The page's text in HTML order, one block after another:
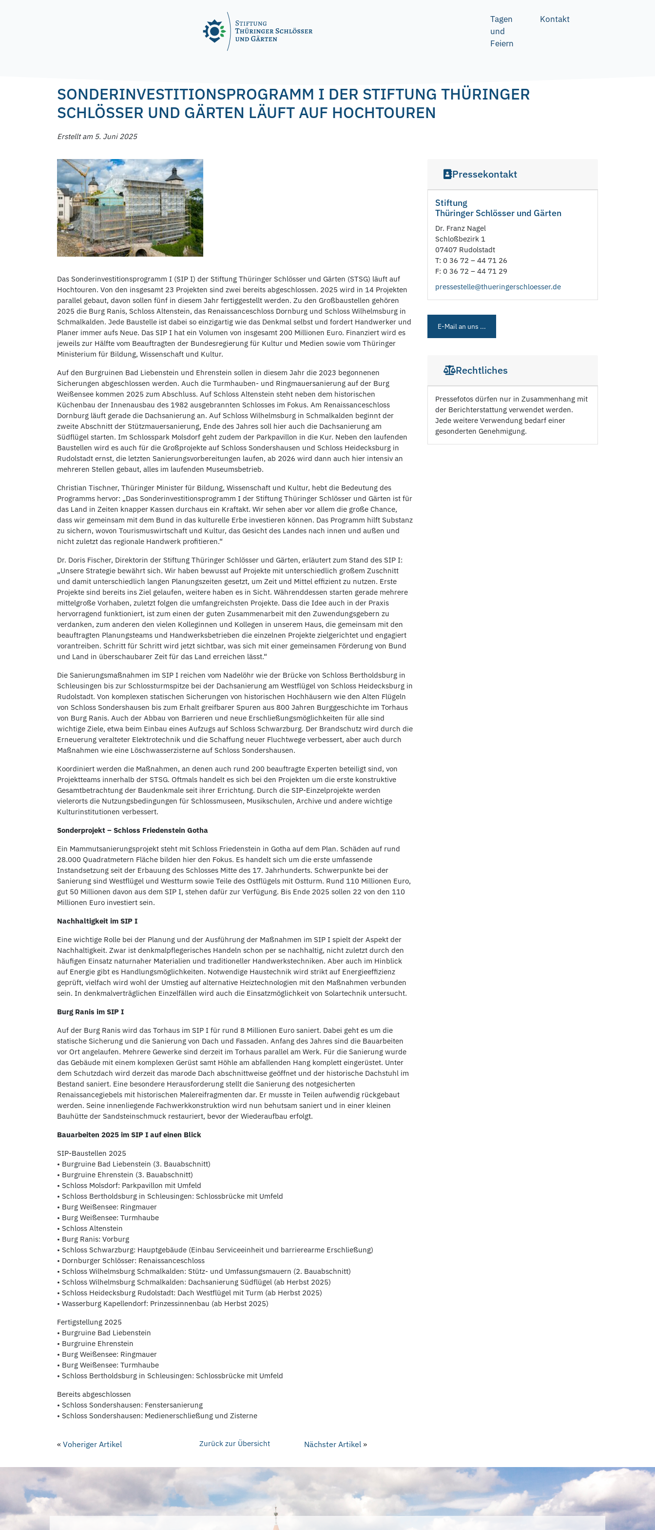
Tagen
und
Feiern
Kontakt
SONDERINVESTITIONSPROGRAMM I DER STIFTUNG THÜRINGER
SCHLÖSSER UND GÄRTEN LÄUFT AUF HOCHTOUREN
Erstellt am 5. Juni 2025
Das Sonderinvestitionsprogramm I (SIP I) der Stiftung Thüringer Schlösser und Gärten (STSG) läuft auf
Hochtouren. Von den insgesamt 23 Projekten sind zwei bereits abgeschlossen. 2025 wird in 14 Projekten
parallel gebaut, davon sollen fünf in diesem Jahr fertiggestellt werden. Zu den Großbaustellen gehören
2025 die Burg Ranis, Schloss Altenstein, das Renaissanceschloss Dornburg und Schloss Wilhelmsburg in
Schmalkalden. Jede Baustelle ist dabei so einzigartig wie das Denkmal selbst und fordert Handwerker und
Planer immer aufs Neue. Das SIP I hat ein Volumen von insgesamt 200 Millionen Euro. Finanziert wird es
jeweils zur Hälfte vom Beauftragten der Bundesregierung für Kultur und Medien sowie vom Thüringer
Ministerium für Bildung, Wissenschaft und Kultur.
Auf den Burgruinen Bad Liebenstein und Ehrenstein sollen in diesem Jahr die 2023 begonnenen
Sicherungen abgeschlossen werden. Auch die Turmhauben- und Ringmauersanierung auf der Burg
Weißensee kommen 2025 zum Abschluss. Auf Schloss Altenstein steht neben dem historischen
Küchenbau der Innenausbau des 1982 ausgebrannten Schlosses im Fokus. Am Renaissanceschloss
Dornburg läuft gerade die Dachsanierung an. Auf Schloss Wilhelmsburg in Schmalkalden beginnt der
zweite Abschnitt der Stützmauersanierung, Ende des Jahres soll hier auch die Dachsanierung am
Südflügel starten. Im Schlosspark Molsdorf geht zudem der Parkpavillon in die Kur. Neben den laufenden
Baustellen wird es auch für die Großprojekte auf Schloss Sondershausen und Schloss Heidecksburg in
Rudolstadt ernst, die letzten Sanierungsvorbereitungen laufen, ab 2026 wird dann auch hier intensiv an
mehreren Stellen gebaut, alles im laufenden Museumsbetrieb.
Christian Tischner, Thüringer Minister für Bildung, Wissenschaft und Kultur, hebt die Bedeutung des
Programms hervor: „Das Sonderinvestitionsprogramm I der Stiftung Thüringer Schlösser und Gärten ist für
das Land in Zeiten knapper Kassen durchaus ein Kraftakt. Wir sehen aber vor allem die große Chance,
dass wir gemeinsam mit dem Bund in das kulturelle Erbe investieren können. Das Programm hilft Substanz
zu sichern, wovon Tourismuswirtschaft und Kultur, das Gesicht des Landes nach innen und außen und
nicht zuletzt das regionale Handwerk profitieren.“
Dr. Doris Fischer, Direktorin der Stiftung Thüringer Schlösser und Gärten, erläutert zum Stand des SIP I:
„Unsere Strategie bewährt sich. Wir haben bewusst auf Projekte mit unterschiedlich großem Zuschnitt
und damit unterschiedlich langen Planungszeiten gesetzt, um Zeit und Mittel effizient zu nutzen. Erste
Projekte sind bereits ins Ziel gelaufen, weitere haben es in Sicht. Währenddessen starten gerade mehrere
mittelgroße Vorhaben, zuletzt folgen die umfangreichsten Projekte. Dass die Idee auch in der Praxis
hervorragend funktioniert, ist zum einen der guten Zusammenarbeit mit den Zuwendungsgebern zu
verdanken, zum anderen den vielen Kolleginnen und Kollegen in unserem Haus, die gemeinsam mit den
beauftragten Planungsteams und Handwerksbetrieben die einzelnen Projekte zielgerichtet und engagiert
vorantreiben. Schritt für Schritt wird jetzt sichtbar, was sich mit einer gemeinsamen Förderung von Bund
und Land in überschaubarer Zeit für das Land erreichen lässt.“
Die Sanierungsmaßnahmen im SIP I reichen vom Nadelöhr wie der Brücke von Schloss Bertholdsburg in
Schleusingen bis zur Schlossturmspitze bei der Dachsanierung am Westflügel von Schloss Heidecksburg in
Rudolstadt. Von komplexen statischen Sicherungen von historischen Hochhäusern wie den Alten Flügeln
von Schloss Sondershausen bis zum Erhalt greifbarer Spuren aus 800 Jahren Burggeschichte im Torhaus
von Burg Ranis. Auch der Abbau von Barrieren und neue Erschließungsmöglichkeiten für alle sind
wichtige Ziele, etwa beim Einbau eines Aufzugs auf Schloss Schwarzburg. Der Brandschutz wird durch die
Erneuerung veralteter Elektrotechnik und die Schaffung neuer Fluchtwege verbessert, aber auch durch
Maßnahmen wie eine Löschwasserzisterne auf Schloss Sondershausen.
Koordiniert werden die Maßnahmen, an denen auch rund 200 beauftragte Experten beteiligt sind, von
Projektteams innerhalb der STSG. Oftmals handelt es sich bei den Projekten um die erste konstruktive
Gesamtbetrachtung der Baudenkmale seit ihrer Errichtung. Durch die SIP-Einzelprojekte werden
vielerorts die Nutzungsbedingungen für Schlossmuseen, Musikschulen, Archive und andere wichtige
Kulturinstitutionen verbessert.
Sonderprojekt – Schloss Friedenstein Gotha
Ein Mammutsanierungsprojekt steht mit Schloss Friedenstein in Gotha auf dem Plan. Schäden auf rund
28.000 Quadratmetern Fläche bilden hier den Fokus. Es handelt sich um die erste umfassende
Instandsetzung seit der Erbauung des Schlosses Mitte des 17. Jahrhunderts. Schwerpunkte bei der
Sanierung sind Westflügel und Westturm sowie Teile des Ostflügels mit Ostturm. Rund 110 Millionen Euro,
gut 50 Millionen davon aus dem SIP I, stehen dafür zur Verfügung. Bis Ende 2025 sollen 22 von den 110
Millionen Euro investiert sein.
Nachhaltigkeit im SIP I
Eine wichtige Rolle bei der Planung und der Ausführung der Maßnahmen im SIP I spielt der Aspekt der
Nachhaltigkeit. Zwar ist denkmalpflegerisches Handeln schon per se nachhaltig, nicht zuletzt durch den
häufigen Einsatz naturnaher Materialien und traditioneller Handwerkstechniken. Aber auch im Hinblick
auf Energie gibt es Handlungsmöglichkeiten. Notwendige Haustechnik wird strikt auf Energieeffizienz
geprüft, vielfach wird wohl der Umstieg auf alternative Heiztechnologien mit den Maßnahmen verbunden
sein. In denkmalverträglichen Einzelfällen wird auch die Einsatzmöglichkeit von Solartechnik untersucht.
Burg Ranis im SIP I
Auf der Burg Ranis wird das Torhaus im SIP I für rund 8 Millionen Euro saniert. Dabei geht es um die
statische Sicherung und die Sanierung von Dach und Fassaden. Anfang des Jahres sind die Bauarbeiten
vor Ort angelaufen. Mehrere Gewerke sind derzeit im Torhaus parallel am Werk. Für die Sanierung wurde
das Gebäude mit einem komplexen Gerüst samt Höhle am abfallenden Hang komplett eingerüstet. Unter
dem Schutzdach wird derzeit das marode Dach abschnittweise geöffnet und der historische Dachstuhl im
Bestand saniert. Eine besondere Herausforderung stellt die Sanierung des notgesicherten
Renaissancegiebels mit historischen Malereifragmenten dar. Er musste in Teilen aufwendig rückgebaut
werden. Seine innenliegende Fachwerkkonstruktion wird nun behutsam saniert und in einer kleinen
Bauhütte der Sandsteinschmuck restauriert, bevor der Wiederaufbau erfolgt.
Bauarbeiten 2025 im SIP I auf einen Blick
SIP-Baustellen 2025
• Burgruine Bad Liebenstein (3. Bauabschnitt)
• Burgruine Ehrenstein (3. Bauabschnitt)
• Schloss Molsdorf: Parkpavillon mit Umfeld
• Schloss Bertholdsburg in Schleusingen: Schlossbrücke mit Umfeld
• Burg Weißensee: Ringmauer
• Burg Weißensee: Turmhaube
• Schloss Altenstein
• Burg Ranis: Vorburg
• Schloss Schwarzburg: Hauptgebäude (Einbau Serviceeinheit und barrierearme Erschließung)
• Dornburger Schlösser: Renaissanceschloss
• Schloss Wilhelmsburg Schmalkalden: Stütz- und Umfassungsmauern (2. Bauabschnitt)
• Schloss Wilhelmsburg Schmalkalden: Dachsanierung Südflügel (ab Herbst 2025)
• Schloss Heidecksburg Rudolstadt: Dach Westflügel mit Turm (ab Herbst 2025)
• Wasserburg Kapellendorf: Prinzessinnenbau (ab Herbst 2025)
Fertigstellung 2025
• Burgruine Bad Liebenstein
• Burgruine Ehrenstein
• Burg Weißensee: Ringmauer
• Burg Weißensee: Turmhaube
• Schloss Bertholdsburg in Schleusingen: Schlossbrücke mit Umfeld
Bereits abgeschlossen
• Schloss Sondershausen: Fenstersanierung
• Schloss Sondershausen: Medienerschließung und Zisterne
« Voheriger Artikel Zurück zur Übersicht Nächster Artikel»
Pressekontakt
Stiftung
Thüringer Schlösser und Gärten
Dr. Franz Nagel
Schloßbezirk 1
07407 Rudolstadt
T: 0 36 72 – 44 71 26
F: 0 36 72 – 44 71 29
pressestelle@thueringerschloesser.de
E-Mail an uns ...
Rechtliches
Pressefotos dürfen nur in Zusammenhang mit
der Berichterstattung verwendet werden.
Jede weitere Verwendung bedarf einer
gesonderten Genehmigung.